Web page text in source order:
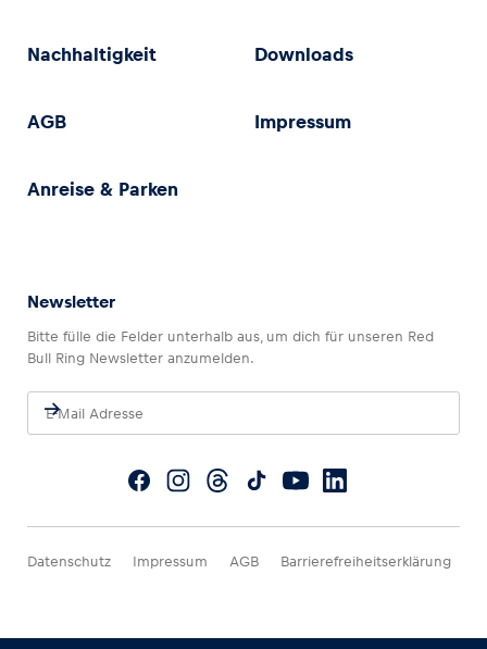
Nachhaltigkeit Downloads
AGB Impressum
Anreise & Parken
Newsletter
Bitte fülle die Felder unterhalb aus, um dich für unseren Red
Bull Ring Newsletter anzumelden.
Datenschutz Impressum AGB Barrierefreiheitserklärung